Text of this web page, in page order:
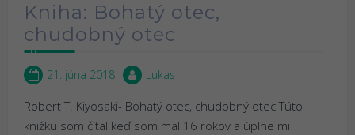
Kniha: Bohatý otec,
chudobný otec
21. júna 2018 Lukas
Robert T. Kiyosaki- Bohatý otec, chudobný otec Túto
knižku som čítal keď som mal 16 rokov a úplne mi